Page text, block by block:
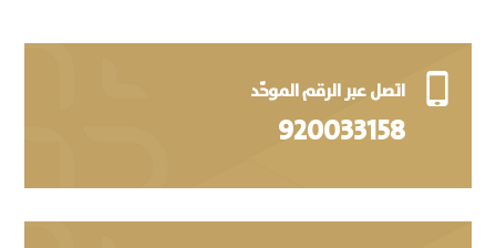
اتصل عبر الرقم الموحّد
920033158